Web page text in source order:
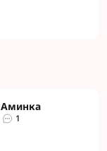
Аминка
1